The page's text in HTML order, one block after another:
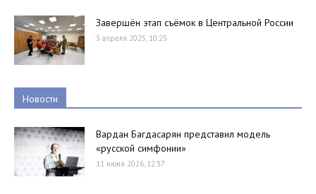
Завершён этап съёмок в Центральной России
3 апреля 2025, 10:25
Новости
Вардан Багдасарян представил модель
«русской симфонии»
11 июня 2026, 12:37